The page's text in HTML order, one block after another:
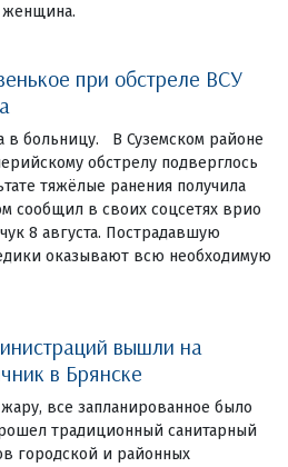
женщина.
при обстреле ВСУ
в больницу. В Суземском районе
обстрелу подверглось
тяжёлые ранения получила
сообщил в своих соцсетях врио
8 августа. Пострадавшую
оказывают всю необходимую
вышли на
в Брянске
все запланированное было
традиционный санитарный
городской и районных